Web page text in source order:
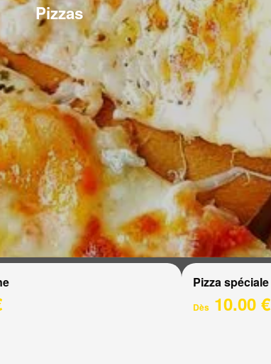
Pizzas
Pizza spéciale
Dès 10.00 €